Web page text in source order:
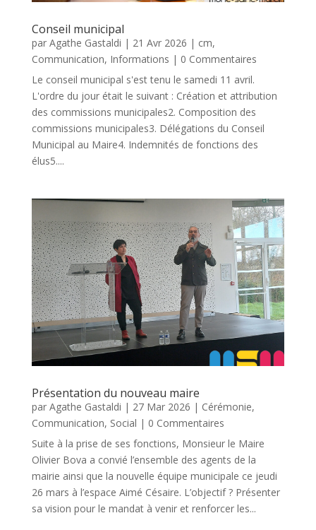
Conseil municipal
par Agathe Gastaldi | 21 Avr 2026 | cm,
Communication, Informations | 0 Commentaires
Le conseil municipal s'est tenu le samedi 11 avril.
L'ordre du jour était le suivant : Création et attribution
des commissions municipales2. Composition des
commissions municipales3. Délégations du Conseil
Municipal au Maire4. Indemnités de fonctions des
élus5....
Présentation du nouveau maire
par Agathe Gastaldi | 27 Mar 2026 | Cérémonie,
Communication, Social | 0 Commentaires
Suite à la prise de ses fonctions, Monsieur le Maire
Olivier Bova a convié l’ensemble des agents de la
mairie ainsi que la nouvelle équipe municipale ce jeudi
26 mars à l’espace Aimé Césaire. L’objectif ? Présenter
sa vision pour le mandat à venir et renforcer les...